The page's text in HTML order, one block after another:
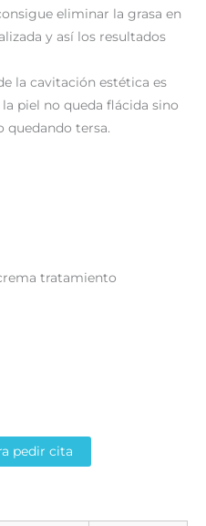
eliminar la grasa en
y así los resultados
la cavitación estética es
piel no queda flácida sino
quedando tersa.
tratamiento
pedir cita